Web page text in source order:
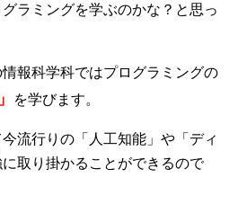
ラミングを学ぶのかな？と思っ
報科学科ではプログラミングの
を学びます。
流行りの「人工知能」や「ディ
取り掛かることができるので